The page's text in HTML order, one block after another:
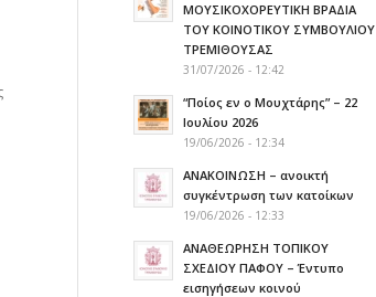
ΜΟΥΣΙΚΟΧΟΡΕΥΤΙΚΗ ΒΡΑΔΙΑ
ΤΟΥ ΚΟΙΝΟΤΙΚΟΥ ΣΥΜΒΟΥΛΙΟΥ
ΤΡΕΜΙΘΟΥΣΑΣ
31/07/2026 - 12:42
“Ποίος εν ο Μουχτάρης” – 22
Ιουλίου 2026
19/06/2026 - 12:34
ΑΝΑΚΟΙΝΩΣΗ – ανοικτή
συγκέντρωση των κατοίκων
19/06/2026 - 12:33
ΑΝΑΘΕΩΡΗΣΗ ΤΟΠΙΚΟΥ
ΣΧΕΔΙΟΥ ΠΑΦΟΥ – Έντυπο
εισηγήσεων κοινού